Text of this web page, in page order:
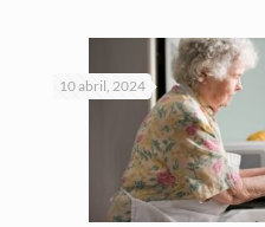
10 abril, 2024